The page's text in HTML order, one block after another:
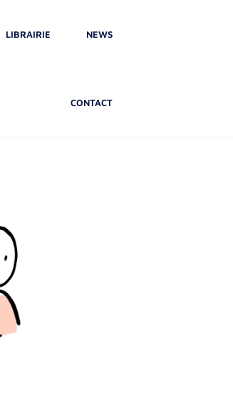
LIBRAIRIE NEWS
CONTACT